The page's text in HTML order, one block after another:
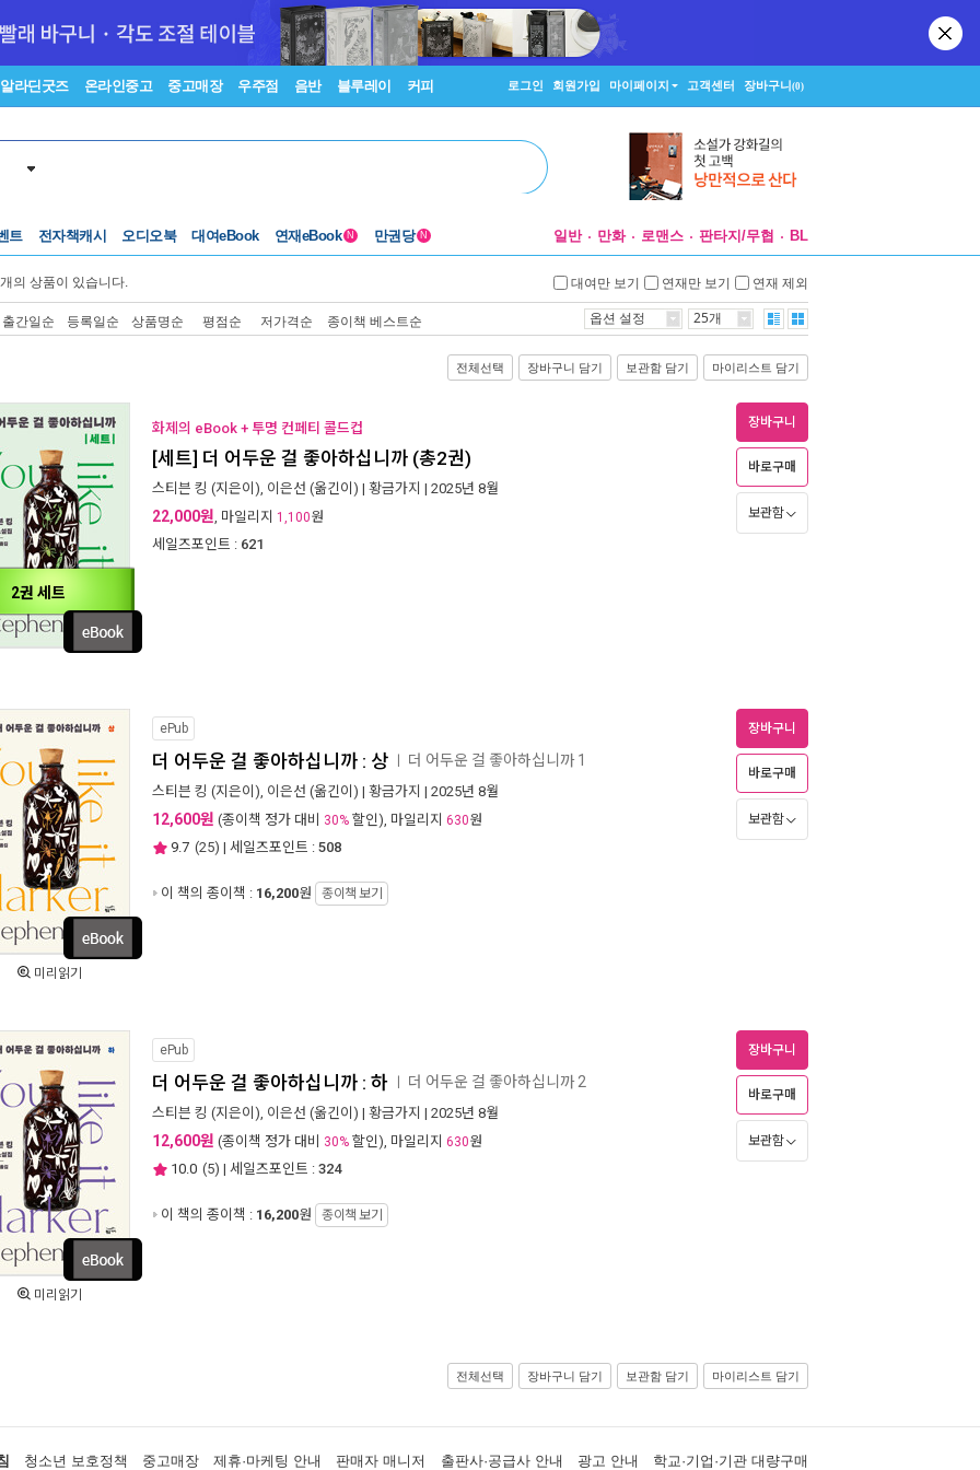
알라딘굿즈 온라인중고 중고매장 우주점 음반 블루레이 커피 로그인 회원가입 마이페이지 고객센터 장바구니(0)
트 전자책캐시 오디오북 대여eBook 연재eBook N 만권당 N 일반 만화 로맨스 판타지/무협 BL
개의 상품이 있습니다. 대여만 보기 연재만 보기 연재 제외
출간일순 등록일순 상품명순 평점순 저가격순 종이책 베스트순 옵션 설정 25개
전체선택 장바구니 담기 보관함 담기 마이리스트 담기
2권 세트
화제의 eBook + 투명 컨페티 콜드컵
[세트] 더 어두운 걸 좋아하십니까 (총2권)
스티븐 킹 (지은이), 이은선 (옮긴이) | 황금가지 | 2025년 8월
22,000원, 마일리지 1,100원
세일즈포인트 : 621
장바구니
바로구매
보관함
미리읽기
ePub
더 어두운 걸 좋아하십니까 : 상 더 어두운 걸 좋아하십니까 1
스티븐 킹 (지은이), 이은선 (옮긴이) | 황금가지 | 2025년 8월
12,600원 (종이책 정가 대비 30% 할인), 마일리지 630원
9.7 (25) | 세일즈포인트 : 508
이 책의 종이책 : 16,200원 종이책 보기
장바구니
바로구매
보관함
미리읽기
ePub
더 어두운 걸 좋아하십니까 : 하 더 어두운 걸 좋아하십니까 2
스티븐 킹 (지은이), 이은선 (옮긴이) | 황금가지 | 2025년 8월
12,600원 (종이책 정가 대비 30% 할인), 마일리지 630원
10.0 (5) | 세일즈포인트 : 324
이 책의 종이책 : 16,200원 종이책 보기
장바구니
바로구매
보관함
전체선택 장바구니 담기 보관함 담기 마이리스트 담기
청소년 보호정책 중고매장 제휴·마케팅 안내 판매자 매니저 출판사·공급사 안내 광고 안내 학교·기업·기관 대량구매